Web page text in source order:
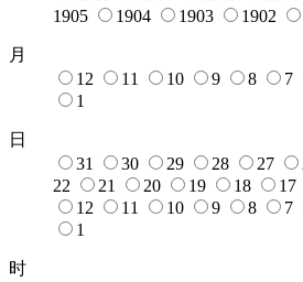
1905
1904 1903 1902
月
12
11 10 9 8 7
1
日
31
30 29 28 27
22
21 20 19 18 17
12
11 10 9 8 7
1
时